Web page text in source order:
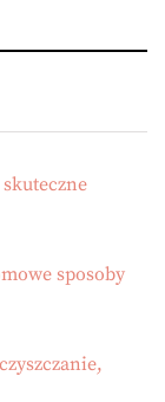
sposoby